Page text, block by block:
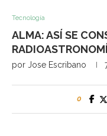
Tecnología
ALMA: ASÍ SE
por Jose Escribano
0